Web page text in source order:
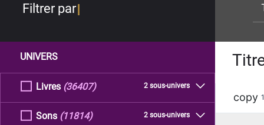
Filtrer par
UNIVERS
Livres 2 sous-univers
(36407)
Sons 2 sous-univers
(11814)
copy